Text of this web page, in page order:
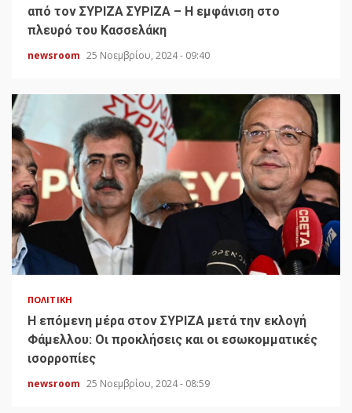
από τον ΣΥΡΙΖΑ ΣΥΡΙΖΑ – Η εμφάνιση στο
πλευρό του Κασσελάκη
newsroom 25 Νοεμβρίου, 2024 - 09:40
ΠΟΛΙΤΙΚΉ
H επόμενη μέρα στον ΣΥΡΙΖΑ μετά την εκλογή
Φάμελλου: Οι προκλήσεις και οι εσωκομματικές
ισορροπίες
newsroom 25 Νοεμβρίου, 2024 - 08:59